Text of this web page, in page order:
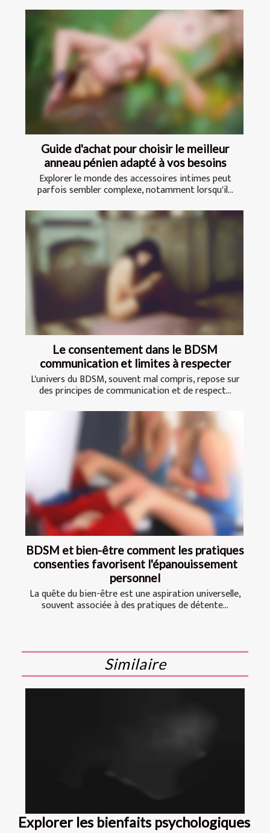
Guide d'achat pour choisir le meilleur
anneau pénien adapté à vos besoins
Explorer le monde des accessoires intimes peut
parfois sembler complexe, notamment lorsqu'il...
Le consentement dans le BDSM
communication et limites à respecter
L'univers du BDSM, souvent mal compris, repose sur
des principes de communication et de respect...
BDSM et bien-être comment les pratiques
consenties favorisent l'épanouissement
personnel
La quête du bien-être est une aspiration universelle,
souvent associée à des pratiques de détente...
Similaire
Explorer les bienfaits psychologiques